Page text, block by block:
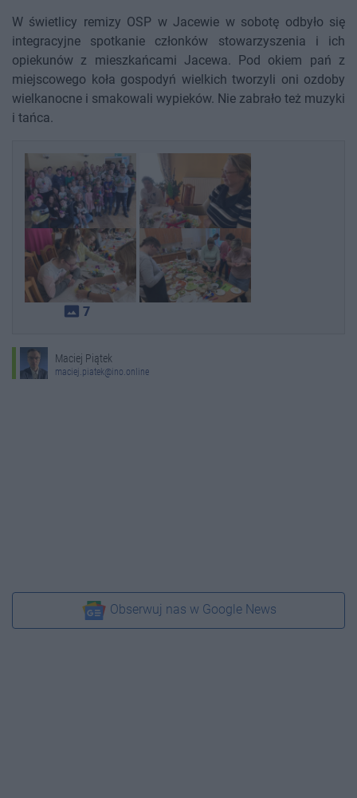
W świetlicy remizy OSP w Jacewie w sobotę odbyło się
integracyjne spotkanie członków stowarzyszenia i ich
opiekunów z mieszkańcami Jacewa. Pod okiem pań z
miejscowego koła gospodyń wielkich tworzyli oni ozdoby
wielkanocne i smakowali wypieków. Nie zabrało też muzyki
i tańca.
photo_size_select_actual 7
Maciej Piątek
maciej.piatek@ino.online
Obserwuj nas w Google News